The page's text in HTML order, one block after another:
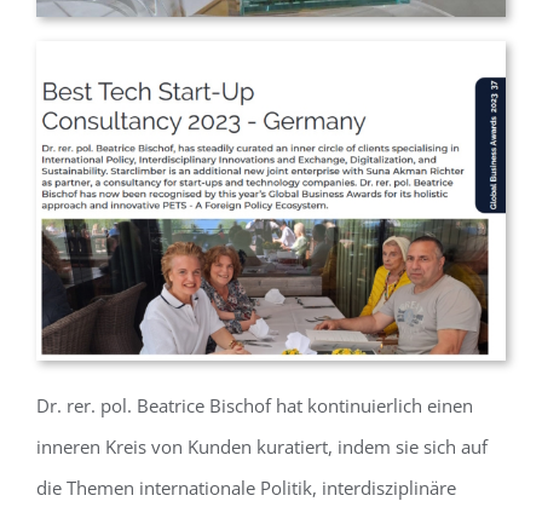
Dr. rer. pol. Beatrice Bischof hat kontinuierlich einen
inneren Kreis von Kunden kuratiert, indem sie sich auf
die Themen internationale Politik, interdisziplinäre